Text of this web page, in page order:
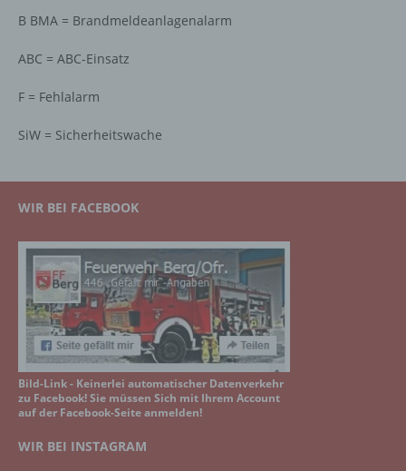
B BMA = Brandmeldeanlagenalarm
ABC = ABC-Einsatz
F = Fehlalarm
SiW = Sicherheitswache
WIR BEI FACEBOOK
Bild-Link - Keinerlei automatischer Datenverkehr
zu Facebook! Sie müssen Sich mit Ihrem Account
auf der Facebook-Seite anmelden!
WIR BEI INSTAGRAM